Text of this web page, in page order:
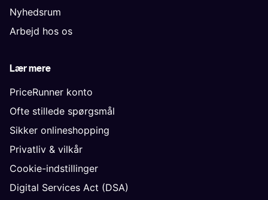
Nyhedsrum
Arbejd hos os
Lær mere
PriceRunner konto
Ofte stillede spørgsmål
Sikker onlineshopping
Privatliv & vilkår
Cookie-indstillinger
Digital Services Act (DSA)